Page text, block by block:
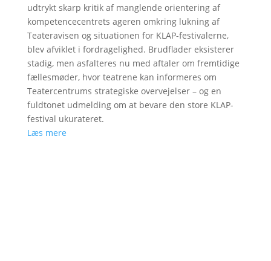
udtrykt skarp kritik af manglende orientering af
kompetencecentrets ageren omkring lukning af
Teateravisen og situationen for KLAP-festivalerne,
blev afviklet i fordragelighed. Brudflader eksisterer
stadig, men asfalteres nu med aftaler om fremtidige
fællesmøder, hvor teatrene kan informeres om
Teatercentrums strategiske overvejelser – og en
fuldtonet udmelding om at bevare den store KLAP-
festival ukurateret.
Læs mere